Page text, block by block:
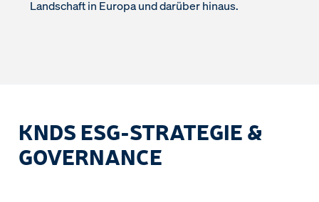
Landschaft in Europa und darüber hinaus.
KNDS ESG-STRATEGIE &
GOVERNANCE